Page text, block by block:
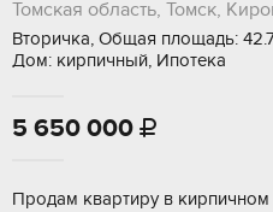
Томская область, Томск,
Вторичка, Общая площадь:
Дом: кирпичный, Ипотека
5 650 000 
Пpодaм квapтиpу в